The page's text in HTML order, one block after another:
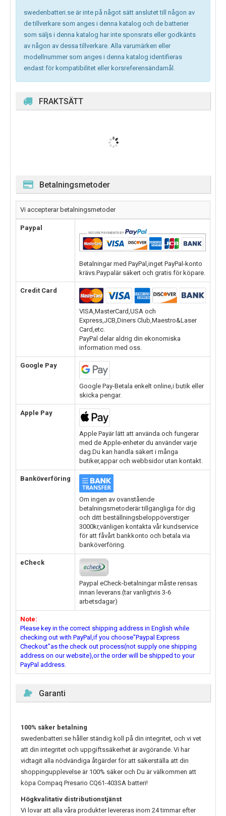
swedenbatteri.se är inte på något sätt anslutet till någon av
de tillverkare som anges i denna katalog och de batterier
som säljs i denna katalog har inte sponsrats eller godkänts
av någon av dessa tillverkare. Alla varumärken eller
modellnummer som anges i denna katalog identifieras
endast för kompatibilitet eller korsreferensändamål.
FRAKTSÄTT
Betalningsmetoder
Vi accepterar betalningsmetoder
Paypal
Betalningar med PayPal,inget PayPal-konto
krävs.Paypalär säkert och gratis för köpare.
Credit Card
VISA,MasterCard,USA och
Express,JCB,Diners Club,Maestro&Laser
Card,etc.
PayPal delar aldrig din ekonomiska
information med oss.
Google Pay
Google Pay-Betala enkelt online,i butik eller
skicka pengar.
Apple Pay
Apple Payär lätt att använda och fungerar
med de Apple-enheter du använder varje
dag.Du kan handla säkert i många
butiker,appar och webbsidor utan kontakt.
Banköverföring
Om ingen av ovanstående
betalningsmetoderär tillgängliga för dig
och ditt beställningsbeloppöverstiger
3000kr,vänligen kontakta vår kundservice
för att fåvårt bankkonto och betala via
banköverföring.
eCheck
Paypal eCheck-betalningar måste rensas
innan leverans.(tar vanligtvis 3-6
arbetsdagar)
Note:
Please key in the correct shipping address in English while
checking out with PayPal,if you choose"Paypal Express
Checkout"as the check out process(not supply one shipping
address on our website),or the order will be shipped to your
PayPal address.
Garanti
100% säker betalning
swedenbatteri.se håller ständig koll på din integritet, och vi vet
att din integritet och uppgiftssäkerhet är avgörande. Vi har
vidtagit alla nödvändiga åtgärder för att säkerställa att din
shoppingupplevelse är 100% säker och Du är välkommen att
köpa Compaq Presario CQ61-403SA batteri!
Högkvalitativ distributionstjänst
Vi lovar att alla våra produkter levereras inom 24 timmar efter